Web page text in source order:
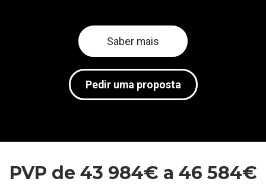
Saber mais
Pedir uma proposta
PVP de 43 984€ a 46 584€